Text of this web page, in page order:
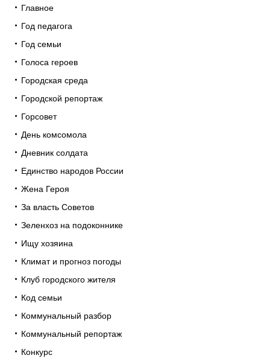
Главное
Год педагога
Год семьи
Голоса героев
Городская среда
Городской репортаж
Горсовет
День комсомола
Дневник солдата
Единство народов России
Жена Героя
За власть Советов
Зеленхоз на подоконнике
Ищу хозяина
Климат и прогноз погоды
Клуб городского жителя
Код семьи
Коммунальный разбор
Коммунальный репортаж
Конкурс